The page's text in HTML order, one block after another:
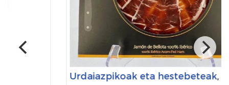
Urdaiazpikoak eta hestebeteak,